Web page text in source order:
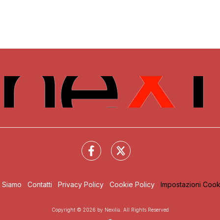
Siamo Contatti Privacy Policy Cookie Policy Impostazioni
Copyright © 2026 by Nexilia. All Rights Reserved